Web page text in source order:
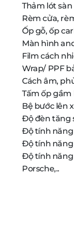
Thảm lót sàn
Rèm cửa,
Ốp gỗ, ốp
Màn hình
Film cách
Wrap/ PPF
Cách âm,
Tấm ốp gầm
Bệ bước lên
Độ đèn tăng
Độ tính năng
Độ tính năng
Độ tính năng
Porsche,..